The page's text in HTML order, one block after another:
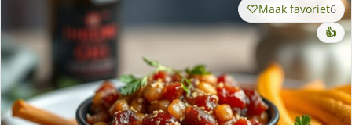
Maak favoriet6
👍